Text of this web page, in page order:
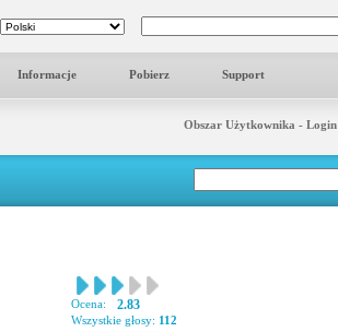
Informacje Pobierz Support
Obszar Użytkownika - Login
Ocena: 2.83
Wszystkie głosy: 112